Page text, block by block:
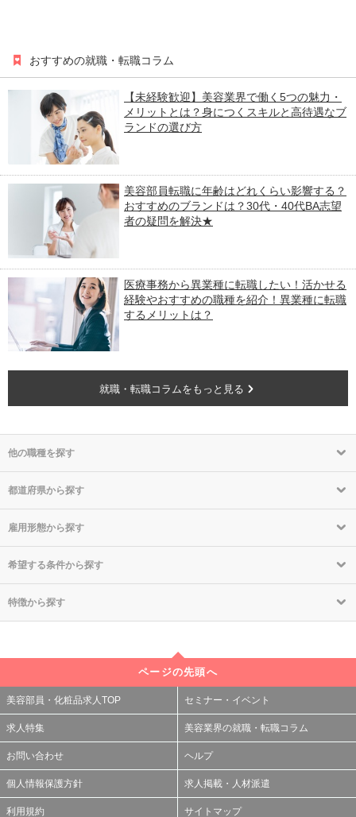
おすすめの就職・転職コラム
【未経験歓迎】美容業界で働く5つの魅力・
メリットとは？身につくスキルと高待遇なブ
ランドの選び方
美容部員転職に年齢はどれくらい影響する？
おすすめのブランドは？30代・40代BA志望
者の疑問を解決★
医療事務から異業種に転職したい！活かせる
経験やおすすめの職種を紹介！異業種に転職
するメリットは？
就職・転職コラムをもっと見る
他の職種を探す
都道府県から探す
雇用形態から探す
希望する条件から探す
特徴から探す
ページの先頭へ
美容部員・化粧品求人TOP セミナー・イベント
求人特集 美容業界の就職・転職コラム
お問い合わせ ヘルプ
個人情報保護方針 求人掲載・人材派遣
利用規約 サイトマップ